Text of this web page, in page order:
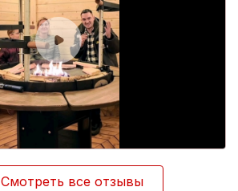
Смотреть все отзывы